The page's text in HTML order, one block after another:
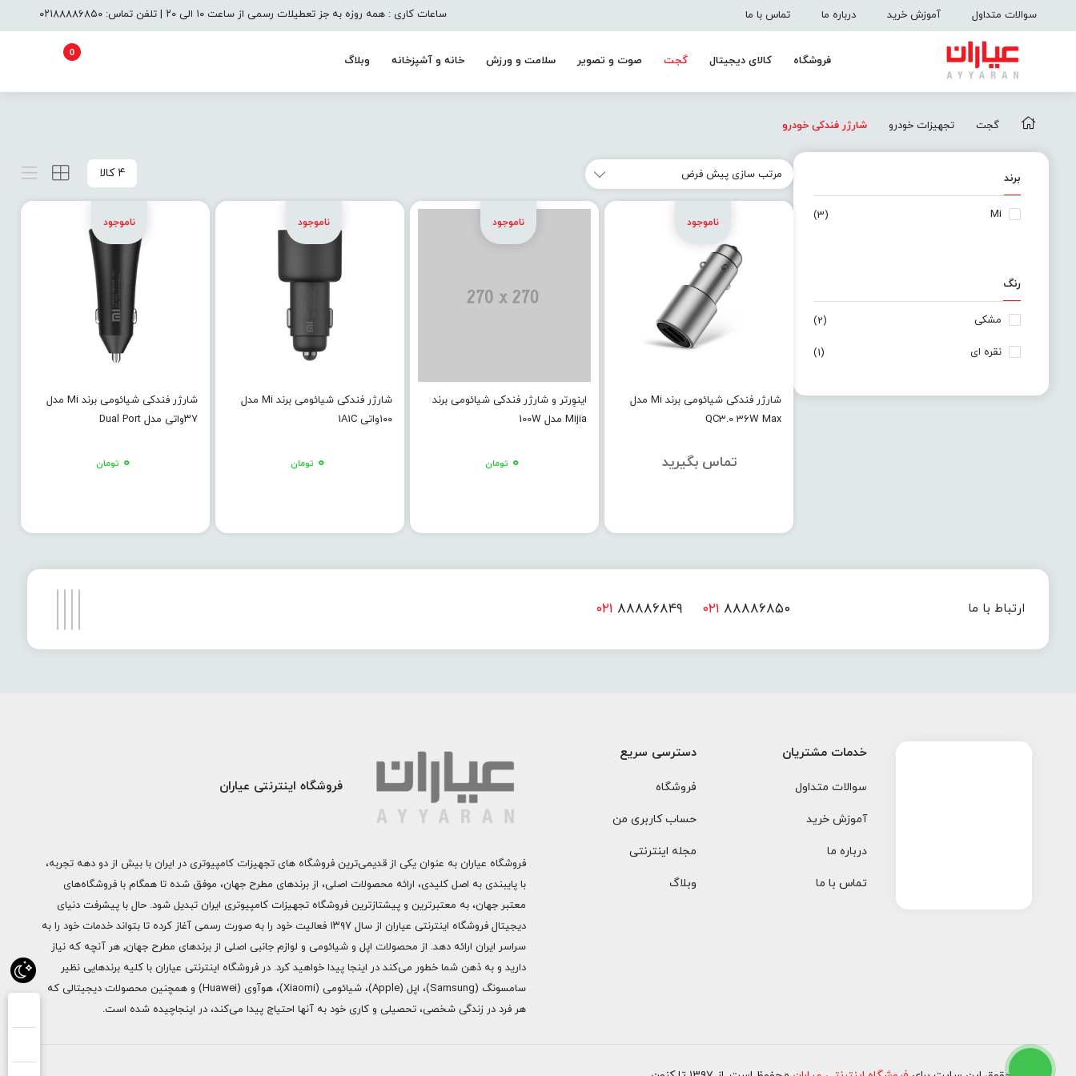
سوالات متداول آموزش خرید درباره ما تماس با ما ساعات کاری : همه روزه به جز تعطیلات رسمی از ساعت ۱۰ الی ۲۰ | تلفن تماس: ۰۲۱۸۸۸۸۶۸۵۰
فروشگاه کالای دیجیتال گجت صوت و تصویر سلامت و ورزش خانه و آشپزخانه وبلاگ
0
گجت تجهیزات خودرو شارژر فندکی خودرو
برند
Mi
(3)
رنگ
مشکی (2)
نقره ای (1)
4 کالا
شارژر فندکی شیائومی برند Mi مدل
QC3.0 36W Max
تماس بگیرید
اینوِرتر و شارژر فندکی شیائومی برند
Mijia مدل 100W
۰ تومان
شارژر فندکی شیائومی برند Mi مدل
۱۰۰واتی 1A1C
۰ تومان
شارژر فندکی شیائومی برند Mi مدل
۳۷واتی مدل Dual Port
۰ تومان
ارتباط با ما ۰۲۱ ۸۸۸۸۶۸۴۹ ۰۲۱ ۸۸۸۸۶۸۵۰
خدمات مشتریان
سوالات متداول
آموزش خرید
درباره ما
تماس با ما
دسترسی سریع
فروشگاه
حساب کاربری من
مجله اینترنتی
وبلاگ
فروشگاه اینترنتی عیاران
فروشگاه عیاران به عنوان یکی از قدیمی‌ترین فروشگاه های تجهیزات کامپیوتری در ایران با بیش از دو دهه تجربه،
با پایبندی به اصل کلیدی، ارائه محصولات اصلی، از برندهای مطرح جهان، موفق شده تا همگام با فروشگاه‌های
معتبر جهان، به معتبرترین و پیشتازترین فروشگاه تجهیزات کامپیوتری ایران تبدیل شود. حال با پیشرفت دنیای
دیجیتال فروشگاه اینترنتی عیاران از سال ۱۳۹۷ فعالیت خود را به صورت رسمی آغاز کرده تا بتواند خدمات خود را به
سراسر ایران ارائه دهد. از محصولات اپل و شیائومی و لوازم جانبی اصلی از برندهای مطرح جهان٬ هر آنچه که نیاز
دارید و به ذهن شما خطور می‌کند در اینجا پیدا خواهید کرد. در فروشگاه اینترنتی عیاران با کلیه برندهایی نظیر
سامسونگ (Samsung)، اپل (Apple)، شیائومی (Xiaomi)، هوآوی (Huawei) و همچنین محصولات دیجیتالی که
هر فرد در زندگی شخصی، تحصیلی و کاری خود به آنها احتیاج پیدا می‌کند، در اینجاچیده شده است.